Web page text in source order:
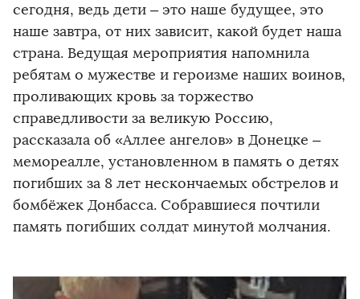
сегодня, ведь дети – это наше будущее, это
наше завтра, от них зависит, какой будет наша
страна. Ведущая мероприятия напомнила
ребятам о мужестве и героизме наших воинов,
проливающих кровь за торжество
справедливости за великую Россию,
рассказала об «Аллее ангелов» в Донецке –
мемореалле, установленном в память о детях
погибших за 8 лет нескончаемых обстрелов и
бомбёжек Донбасса. Собравшиеся почтили
память погибших солдат минутой молчания.